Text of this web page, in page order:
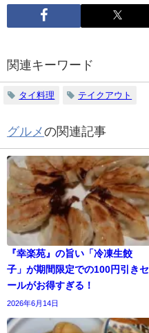
関連キーワード
タイ料理 テイクアウト
グルメの関連記事
『幸楽苑』の旨い「冷凍生餃
子」が期間限定での100円引きセ
ールがお得すぎる！
2026年6月14日